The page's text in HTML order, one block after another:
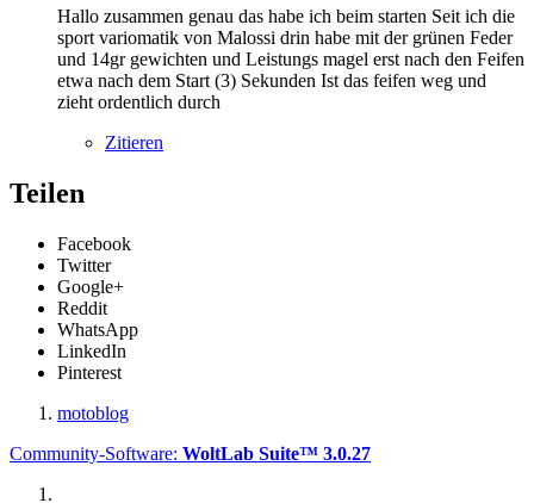
Hallo zusammen genau das habe ich beim starten Seit ich die
sport variomatik von Malossi drin habe mit der grünen Feder
und 14gr gewichten und Leistungs magel erst nach den Feifen
etwa nach dem Start (3) Sekunden Ist das feifen weg und
zieht ordentlich durch
Zitieren
Teilen
Facebook
Twitter
Google+
Reddit
WhatsApp
LinkedIn
Pinterest
motoblog
Community-Software: WoltLab Suite™ 3.0.27